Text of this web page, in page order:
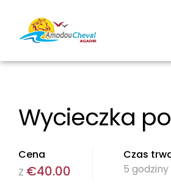
Wycieczka
Cena
Z €40.00
Czas
5 godziny